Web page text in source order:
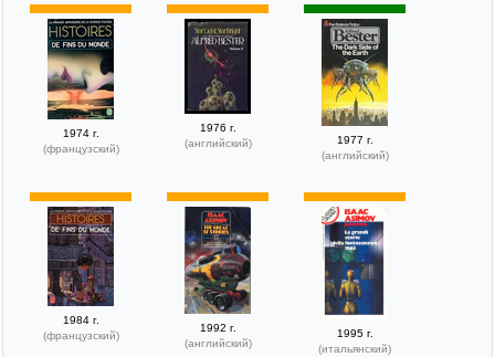
1974 г.
(французский)
1976 г.
(английский)
1977 г.
(английский)
1984 г.
(французский)
1992 г.
(английский)
1995 г.
(итальянский)